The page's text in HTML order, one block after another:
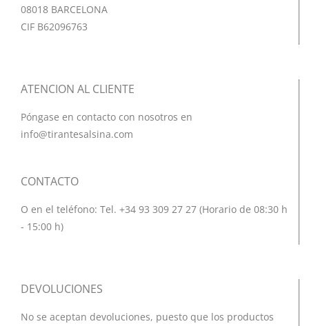
08018 BARCELONA
CIF B62096763
ATENCION AL CLIENTE
Póngase en contacto con nosotros en
info@tirantesalsina.com
CONTACTO
O en el teléfono: Tel. +34 93 309 27 27 (Horario de 08:30 h
- 15:00 h)
DEVOLUCIONES
No se aceptan devoluciones, puesto que los productos